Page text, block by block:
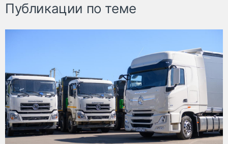
Публикации по теме